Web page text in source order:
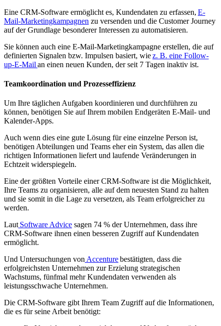
Eine CRM-Software ermöglicht es, Kundendaten zu erfassen, E-
Mail-Marketingkampagnen zu versenden und die Customer Journey
auf der Grundlage besonderer Interessen zu automatisieren.
Sie können auch eine E-Mail-Marketingkampagne erstellen, die auf
definierten Signalen bzw. Impulsen basiert, wiez. B. eine Follow-
up-E-Mail an einen neuen Kunden, der seit 7 Tagen inaktiv ist.
Teamkoordination und Prozesseffizienz
Um Ihre täglichen Aufgaben koordinieren und durchführen zu
können, benötigen Sie auf Ihrem mobilen Endgeräten E-Mail- und
Kalender-Apps.
Auch wenn dies eine gute Lösung für eine einzelne Person ist,
benötigen Abteilungen und Teams eher ein System, das allen die
richtigen Informationen liefert und laufende Veränderungen in
Echtzeit widerspiegeln.
Eine der größten Vorteile einer CRM-Software ist die Möglichkeit,
Ihre Teams zu organisieren, alle auf dem neuesten Stand zu halten
und sie somit in die Lage zu versetzen, als Team erfolgreicher zu
werden.
Laut Software Advice sagen 74 % der Unternehmen, dass ihre
CRM-Software ihnen einen besseren Zugriff auf Kundendaten
ermöglicht.
Und Untersuchungen von Accenturebestätigten, dass die
erfolgreichsten Unternehmen zur Erzielung strategischen
Wachstums, fünfmal mehr Kundendaten verwenden als
leistungsschwache Unternehmen.
Die CRM-Software gibt Ihrem Team Zugriff auf die Informationen,
die es für seine Arbeit benötigt: